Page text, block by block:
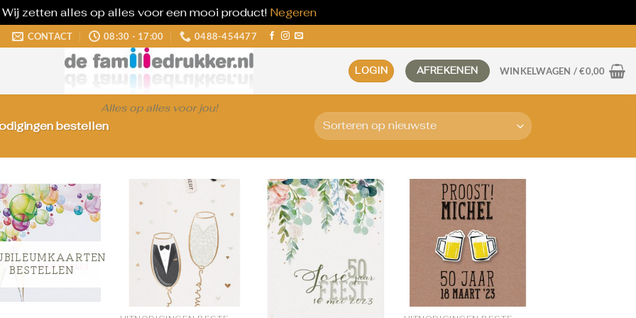
Wij zetten alles op alles voor een mooi product! Negeren
CONTACT 08:30 - 17:00 0488-454477
Alles op alles voor jou!
LOGIN AFREKENEN WINKELWAGEN /€0,00
bestellen
BESTELLEN